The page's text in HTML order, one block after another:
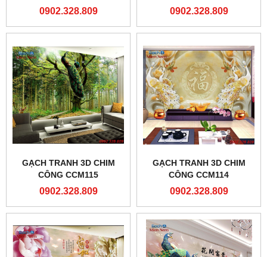
0902.328.809 0902.328.809
GẠCH TRANH 3D CHIM
CÔNG CCM115
0902.328.809
GẠCH TRANH 3D CHIM
CÔNG CCM114
0902.328.809